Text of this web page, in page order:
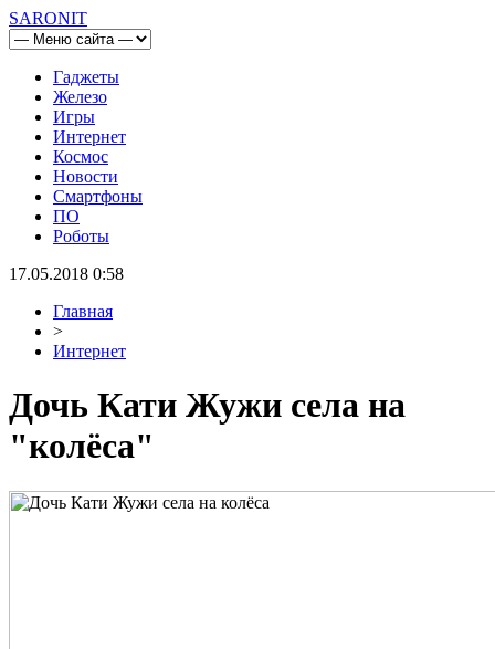
SARONIT
Гаджеты
Железо
Игры
Интернет
Космос
Новости
Смартфоны
ПО
Роботы
17.05.2018 0:58
Главная
>
Интернет
Дочь Кати Жужи села на
"колёса"